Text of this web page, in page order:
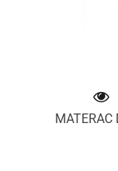
MATERAC